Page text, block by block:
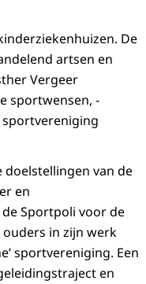
De
artsen en
Vergeer
sportwensen, -
van de
en
Sportpoli voor de
in zijn werk
sportvereniging. Een
en